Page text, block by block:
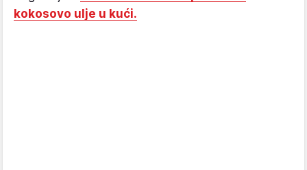
kokosovo ulje u kući.